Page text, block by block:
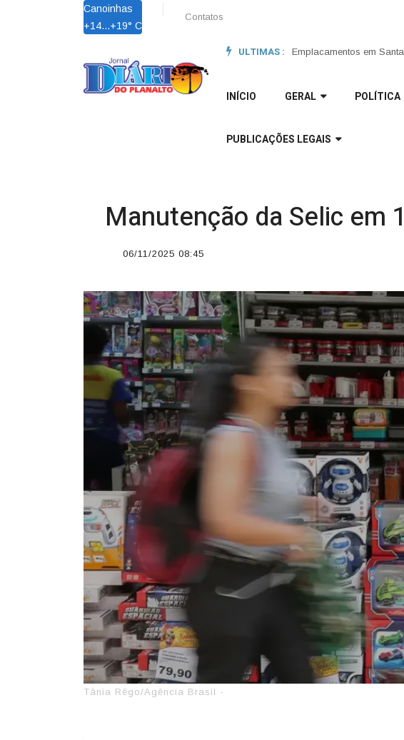
Canoinhas
+14...+19° C
Contatos
ULTIMAS :
2026 e reforçam confiança do mercado automotivo | Lei Maria da Penha
INÍCIO GERAL POLÍTICA
PUBLICAÇÕES LEGAIS
Manutenção da Selic em
06/11/2025 08:45
';
Tânia Rêgo/Agência Brasil -